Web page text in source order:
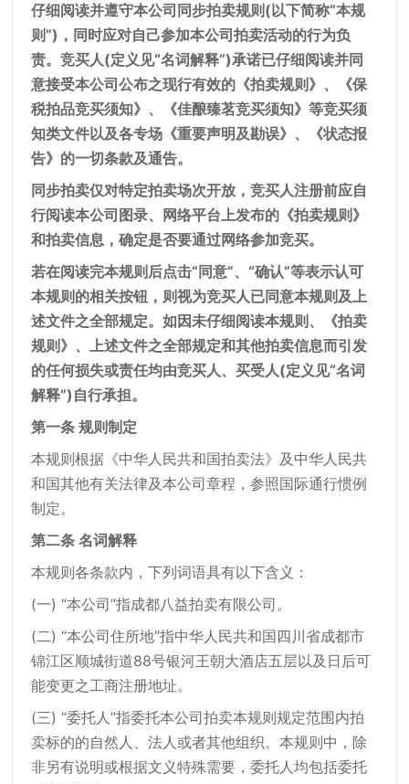
仔细阅读并遵守本公司同步拍卖规则(以下简称“本规
则”)，同时应对自己参加本公司拍卖活动的行为负
责。竞买人(定义见“名词解释”)承诺已仔细阅读并同
意接受本公司公布之现行有效的《拍卖规则》、《保
税拍品竞买须知》、《佳酿臻茗竞买须知》等竞买须
知类文件以及各专场《重要声明及勘误》、《状态报
告》的一切条款及通告。
同步拍卖仅对特定拍卖场次开放，竞买人注册前应自
行阅读本公司图录、网络平台上发布的《拍卖规则》
和拍卖信息，确定是否要通过网络参加竞买。
若在阅读完本规则后点击“同意”、“确认”等表示认可
本规则的相关按钮，则视为竞买人已同意本规则及上
述文件之全部规定。如因未仔细阅读本规则、《拍卖
规则》、上述文件之全部规定和其他拍卖信息而引发
的任何损失或责任均由竞买人、买受人(定义见“名词
解释”)自行承担。
第一条 规则制定
本规则根据《中华人民共和国拍卖法》及中华人民共
和国其他有关法律及本公司章程，参照国际通行惯例
制定。
第二条 名词解释
本规则各条款内，下列词语具有以下含义：
(一) “本公司”指成都八益拍卖有限公司。
(二) “本公司住所地”指中华人民共和国四川省成都市
锦江区顺城街道88号银河王朝大酒店五层以及日后可
能变更之工商注册地址。
(三) “委托人”指委托本公司拍卖本规则规定范围内拍
卖标的的自然人、法人或者其他组织。本规则中，除
非另有说明或根据文义特殊需要，委托人均包括委托